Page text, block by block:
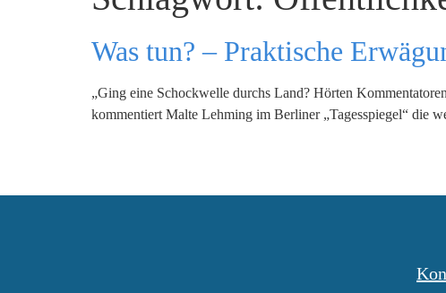
Was tun? – Praktische
„Ging eine Schockwelle durchs Land? Hörten
kommentiert Malte Lehming im Berliner „Tagesspiegel“ die